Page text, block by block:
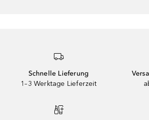
Schnelle Lieferung
1–3 Werktage Lieferzeit